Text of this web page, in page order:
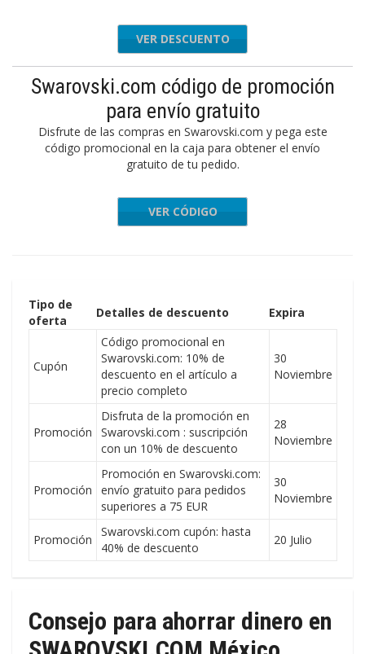
VER DESCUENTO
Swarovski.com código de promoción
para envío gratuito
Disfrute de las compras en Swarovski.com y pega este
código promocional en la caja para obtener el envío
gratuito de tu pedido.
WOMEN19
VER CÓDIGO
Tipo de
oferta
Detalles de descuento Expira
Cupón
Código promocional en
Swarovski.com: 10% de
descuento en el artículo a
precio completo
30
Noviembre
Promoción
Disfruta de la promoción en
Swarovski.com : suscripción
con un 10% de descuento
28
Noviembre
Promoción
Promoción en Swarovski.com:
envío gratuito para pedidos
superiores a 75 EUR
30
Noviembre
Promoción
Swarovski.com cupón: hasta
40% de descuento
20 Julio
Consejo para ahorrar dinero en